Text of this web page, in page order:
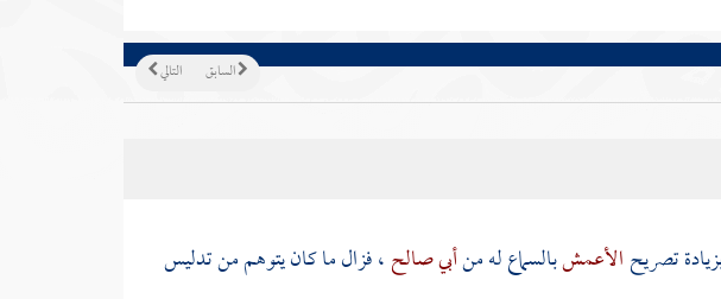
التالي السابق
تصريحالأعمشبالسماع له منأبي صالح، فزال ما كان يتوهم من تدليس